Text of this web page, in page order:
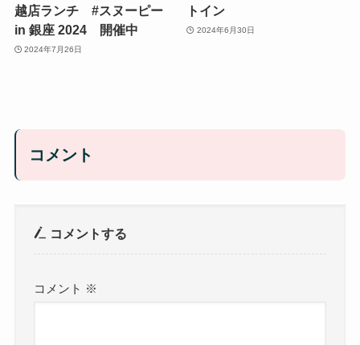
越店ランチ #スヌーピー
in 銀座 2024 開催中
2024年7月26日
トイン
2024年6月30日
コメント
コメントする
コメント ※